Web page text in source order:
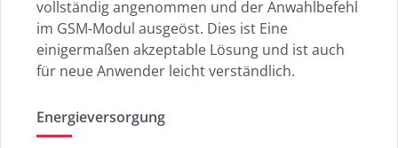
vollständig angenommen und der Anwahlbefehl
im GSM-Modul ausgeöst. Dies ist Eine
einigermaßen akzeptable Lösung und ist auch
für neue Anwender leicht verständlich.
Energieversorgung